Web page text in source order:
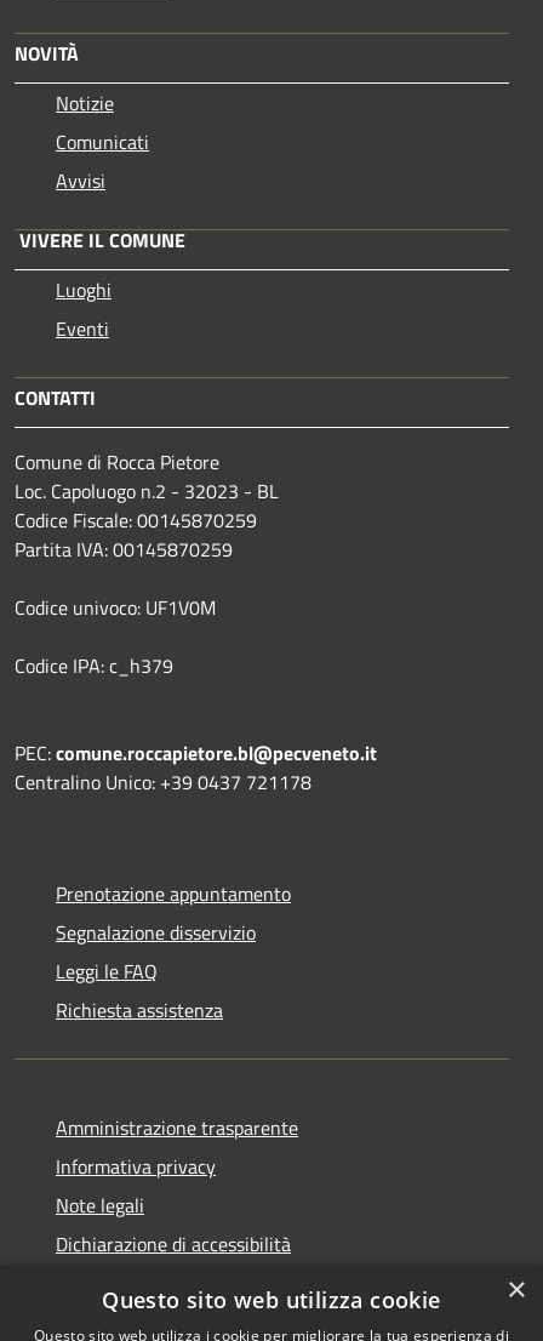
NOVITÀ
Notizie
Comunicati
Avvisi
VIVERE IL COMUNE
Luoghi
Eventi
CONTATTI
Comune di Rocca Pietore
Loc. Capoluogo n.2 - 32023 - BL
Codice Fiscale: 00145870259
Partita IVA: 00145870259
Codice univoco: UF1V0M
Codice IPA: c_h379
PEC:comune.roccapietore.bl@pecveneto.it
Centralino Unico: +39 0437 721178
Prenotazione appuntamento
Segnalazione disservizio
Leggi le FAQ
Richiesta assistenza
Amministrazione trasparente
Informativa privacy
Note legali
Dichiarazione di accessibilità
×
Questo sito web utilizza cookie
Questo sito web utilizza i cookie per migliorare la tua esperienza di